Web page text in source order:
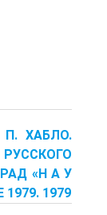
П. ХАБЛО.
«Н А У
1979